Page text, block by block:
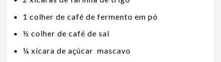
1 colher de café de fermento em pó
½ colher de café de sal
¼ xícara de açúcar mascavo